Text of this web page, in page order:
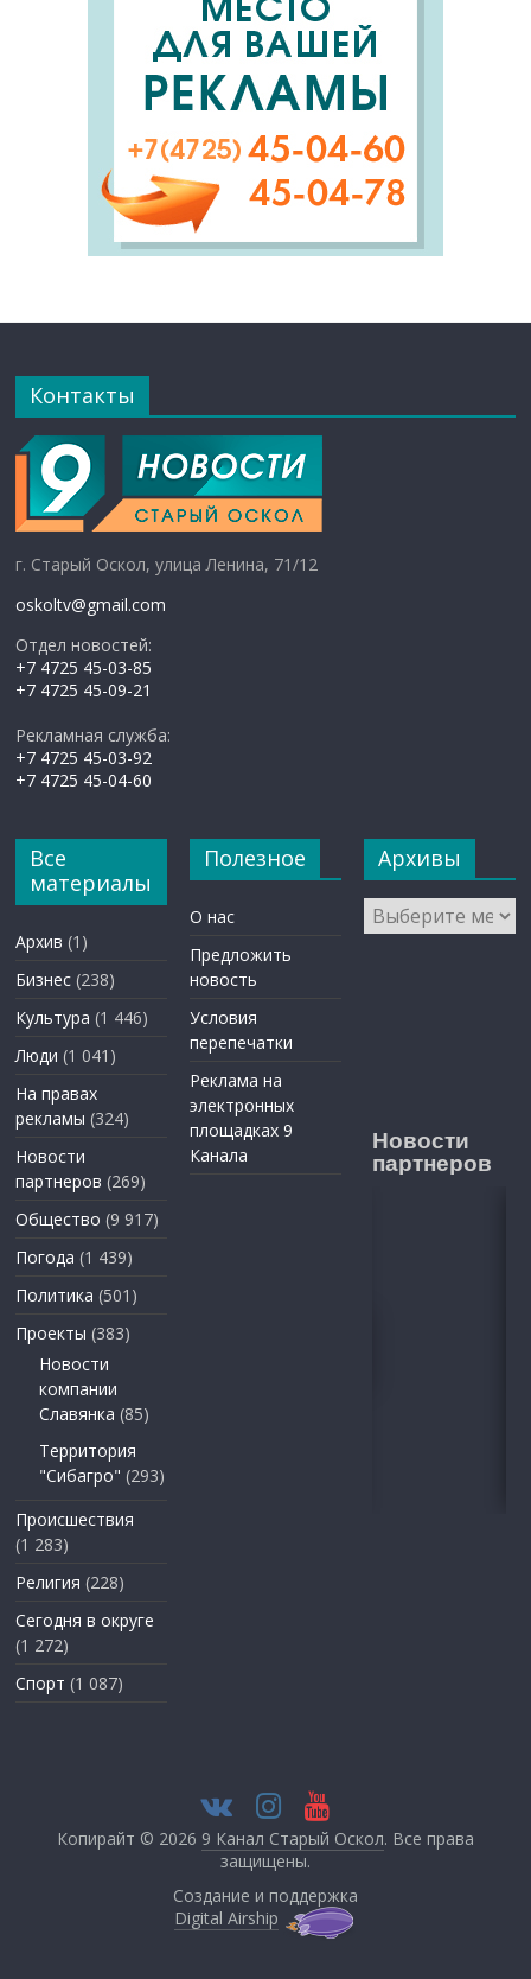
Контакты
г. Старый Оскол, улица Ленина, 71/12
oskoltv@gmail.com
Отдел новостей:
+7 4725 45-03-85
+7 4725 45-09-21
Рекламная служба:
+7 4725 45-03-92
+7 4725 45-04-60
Все
материалы
Архив (1)
Бизнес (238)
Культура (1 446)
Люди (1 041)
На правах
рекламы (324)
Новости
партнеров (269)
Общество (9 917)
Погода (1 439)
Политика (501)
Проекты (383)
Новости
компании
Славянка (85)
Территория
"Сибагро" (293)
Происшествия
(1 283)
Религия (228)
Сегодня в округе
(1 272)
Спорт (1 087)
Полезное
О нас
Предложить
новость
Условия
перепечатки
Реклама на
электронных
площадках 9
Канала
Архивы
Архивы
Новости
партнеров
Копирайт © 2026 9 Канал Старый Оскол. Все права
защищены.
Создание и поддержка
Digital Airship